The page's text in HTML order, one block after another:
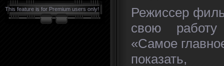
This feature is for Premium users only!
Режиссер
свою работу
«Самое
показать,